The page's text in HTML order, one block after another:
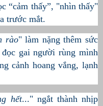
“cảm thấy”, "nhìn thấy"
trước mắt.
rào" làm nặng thêm sức
gai người rùng mình
cảnh hoang vắng, lạnh
hết..." ngắt thành nhịp